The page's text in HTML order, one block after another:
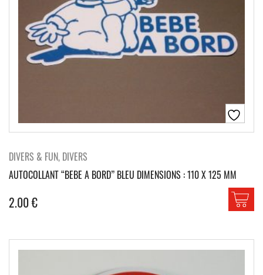
DIVERS & FUN, DIVERS
AUTOCOLLANT “BEBE A BORD” BLEU DIMENSIONS : 110 X 125 MM
2.00€